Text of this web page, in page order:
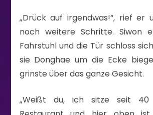
„Drück auf irgendwas!“, rief er
noch weitere Schritte. Siwon
Fahrstuhl und die Tür schloss
sie Donghae um die Ecke
grinste über das ganze Gesicht.
„Weißt du, ich sitze seit 40